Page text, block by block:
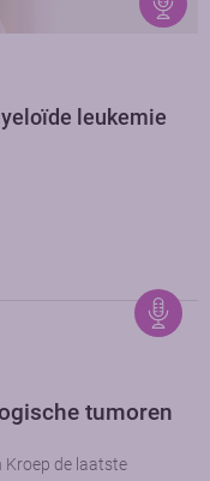
leukemie
tumoren
Kroep de laatste